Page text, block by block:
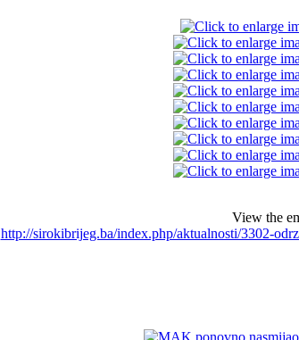
View the
http://sirokibrijeg.ba/index.php/aktualnosti/3302-